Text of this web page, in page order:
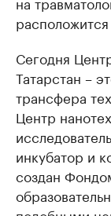
Сегодня
Татарстан –
трансфера
Центр
инкубатор и
создан